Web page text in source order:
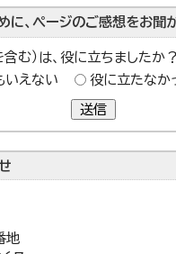
、ページのご感想をお聞
む）は、役に立ちましたか？
いえない 役に立たなか
送信
地